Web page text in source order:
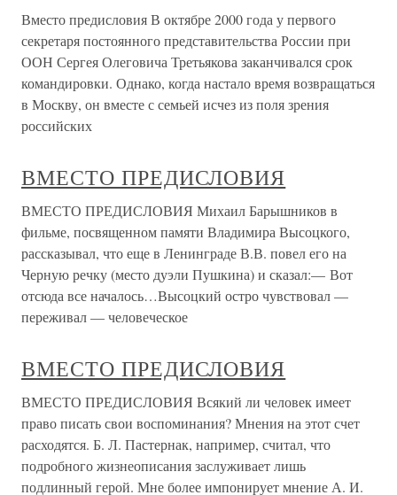
Вместо предисловия В октябре 2000 года у первого
секретаря постоянного представительства России при
ООН Сергея Олеговича Третьякова заканчивался срок
командировки. Однако, когда настало время возвращаться
в Москву, он вместе с семьей исчез из поля зрения
российских
ВМЕСТО ПРЕДИСЛОВИЯ
ВМЕСТО ПРЕДИСЛОВИЯ Михаил Барышников в
фильме, посвященном памяти Владимира Высоцкого,
рассказывал, что еще в Ленинграде В.В. повел его на
Черную речку (место дуэли Пушкина) и сказал:— Вот
отсюда все началось…Высоцкий остро чувствовал —
переживал — человеческое
ВМЕСТО ПРЕДИСЛОВИЯ
ВМЕСТО ПРЕДИСЛОВИЯ Всякий ли человек имеет
право писать свои воспоминания? Мнения на этот счет
расходятся. Б. Л. Пастернак, например, считал, что
подробного жизнеописания заслуживает лишь
подлинный герой. Мне более импонирует мнение А. И.